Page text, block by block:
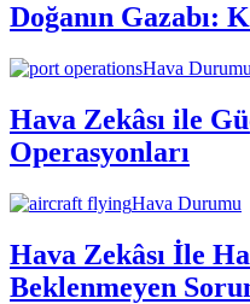
Doğanın Gazabı:
Hava Durumu
Hava Zekâsı ile
Operasyonları
Hava Durumu
Hava Zekâsı İle
Beklenmeyen